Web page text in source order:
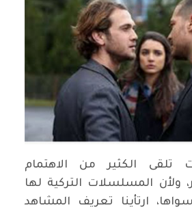
تلقى الكثير من الاهتمام
ولأن المسلسلات التركية لها
ارتأينا تعريف المشاهد